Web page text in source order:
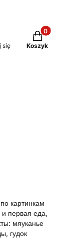
się
Produkty w
Koszyk
картинкам
первая еда,
мяуканье
гудок